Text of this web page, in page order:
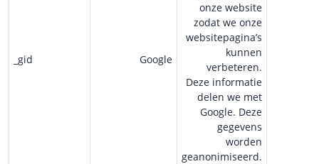
_gid Google
onze website
zodat we onze
websitepagina’s
kunnen
verbeteren.
Deze informatie
delen we met
Google. Deze
gegevens
worden
geanonimiseerd.